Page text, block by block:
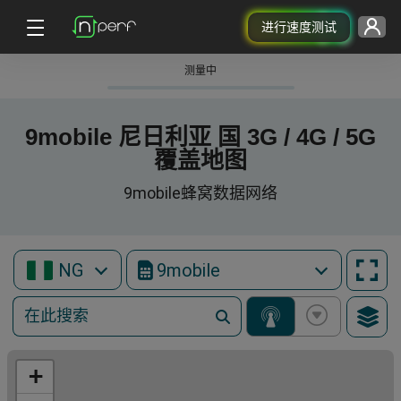
进行速度测试
测量中
9mobile 尼日利亚 国 3G / 4G / 5G
覆盖地图
9mobile蜂窝数据网络
NG 9mobile
+